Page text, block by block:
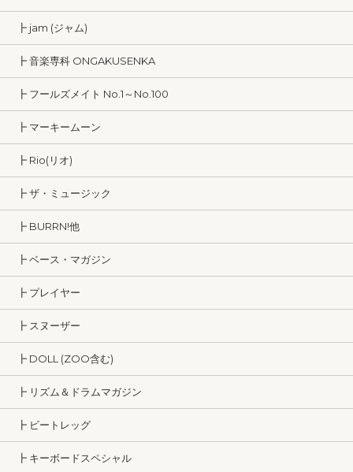
┣ jam (ジャム)
┣ 音楽専科 ONGAKUSENKA
┣ フールズメイト No.1～No.100
┣ マーキームーン
┣ Rio(リオ)
┣ ザ・ミュージック
┣ BURRN!他
┣ ベース・マガジン
┣ プレイヤー
┣ スヌーザー
┣ DOLL (ZOO含む)
┣ リズム＆ドラムマガジン
┣ ビートレッグ
┣ キーボードスペシャル